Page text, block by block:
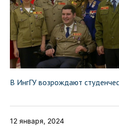
В ИнгГУ возрождают
12 января, 2024